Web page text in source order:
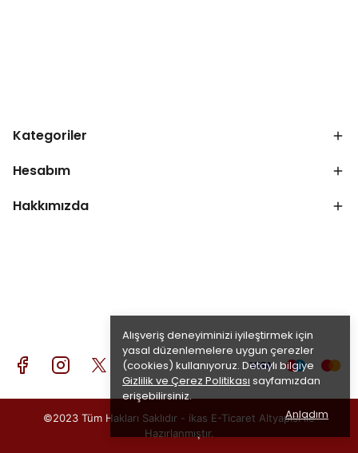
Alışveriş deneyiminizi iyileştirmek için
yasal düzenlemelere uygun çerezler
(cookies) kullanıyoruz. Detaylı bilgiye
Gizlilik ve Çerez Politikası sayfamızdan
erişebilirsiniz.
Anladım
Kategoriler
Hesabım
Hakkımızda
©2023 Tüm Hakları Saklıdır - ikas E-Ticaret Altyapısı ile
Hazırlanmıştır.